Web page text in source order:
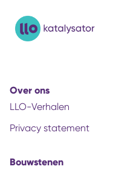
Over ons
LLO-Verhalen
Privacy statement
Bouwstenen